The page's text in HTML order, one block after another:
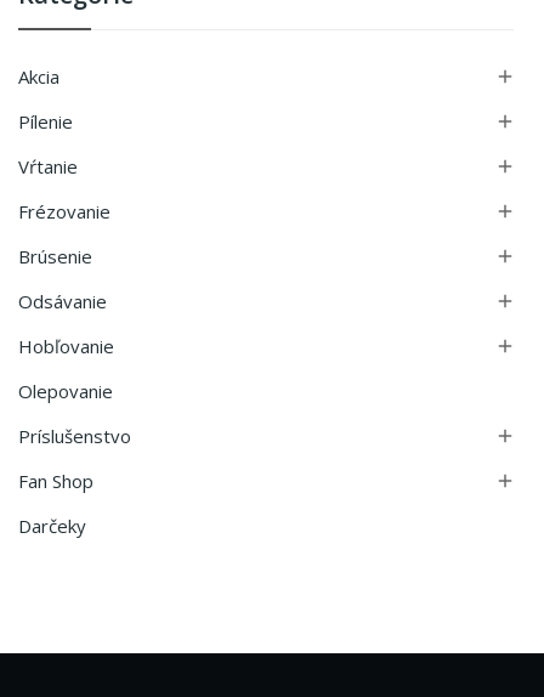
Akcia 
Pílenie 
Vŕtanie 
Frézovanie 
Brúsenie 
Odsávanie 
Hobľovanie 
Olepovanie
Príslušenstvo

Fan Shop 
Darčeky